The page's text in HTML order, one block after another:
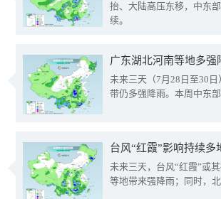
抬、大陆高压东移，中东
续。
广东湖北河南等地多
未来三天（7月28日至30
带仍多强降雨。本周中东
台风“红霞”影响持续
未来三天，台风“红霞”或
等地带来强降雨；同时，